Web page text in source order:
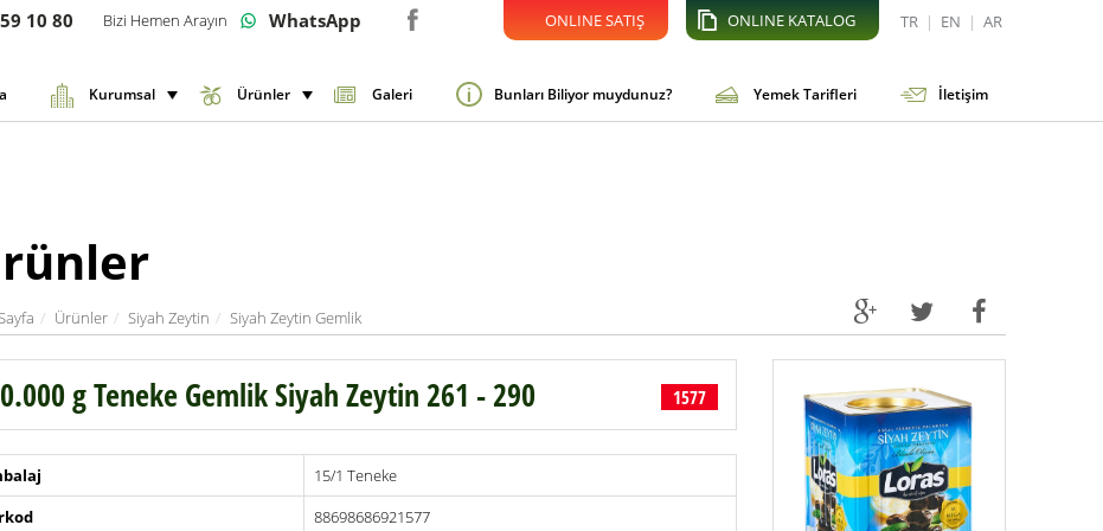
TR | EN | AR
ONLINE KATALOG
ONLINE SATIŞ
10 80 Bizi Hemen Arayın WhatsApp
Kurumsal Ürünler Galeri Bunları Biliyor muydunuz? Yemek Tarifleri İletişim
411 - 460
351 - 380
Ürünler Siyah Zeytin Siyah Zeytin Gemlik
g Teneke Gemlik Siyah Zeytin 261 - 290 1577
15/1 Teneke
88698686921577